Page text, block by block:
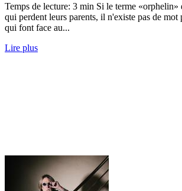
Temps de lecture: 3 min Si le terme «orphelin»
qui perdent leurs parents, il n'existe pas de mot
qui font face au...
Lire plus